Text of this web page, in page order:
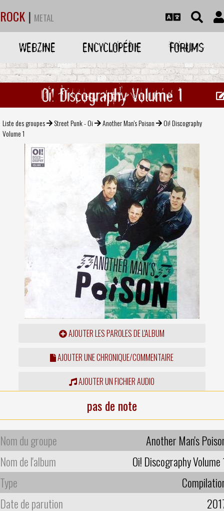
ROCK | METAL
WEBZINE ENCYCLOPÉDIE FORUMS
Oi! Discography Volume 1
Liste des groupes Street Punk - Oi Another Man's Poison
Oi! Discography
Volume 1
AJOUTER LES PAROLES DE L'ALBUM
AJOUTER UNE CHRONIQUE/COMMENTAIRE
AJOUTER UN FICHIER AUDIO
pas de note
Nom du groupe
Another Man's
Nom de l'album
Oi! Discography Volume
Type
Date de parution